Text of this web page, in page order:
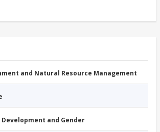
and Natural Resource Management
Development and Gender